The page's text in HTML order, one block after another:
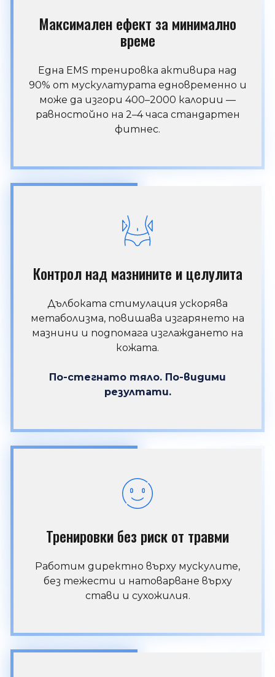
Максимален ефект за минимално
време
Една EMS тренировка активира над
90% от мускулатурата едновременно и
може да изгори 400–2000 калории —
равностойно на 2–4 часа стандартен
фитнес.
Контрол над мазнините и целулита
Дълбоката стимулация ускорява
метаболизма, повишава изгарянето на
мазнини и подпомага изглаждането на
кожата.
По-стегнато тяло. По-видими
резултати.
Тренировки без риск от травми
Работим директно върху мускулите,
без тежести и натоварване върху
стави и сухожилия.